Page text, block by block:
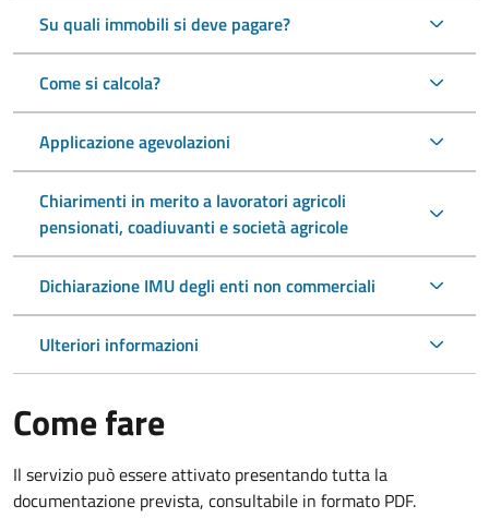
Su quali immobili si deve pagare?
Come si calcola?
Applicazione agevolazioni
Chiarimenti in merito a lavoratori agricoli
pensionati, coadiuvanti e società agricole
Dichiarazione IMU degli enti non commerciali
Ulteriori informazioni
Come fare
Il servizio può essere attivato presentando tutta la
documentazione prevista, consultabile in formato PDF.